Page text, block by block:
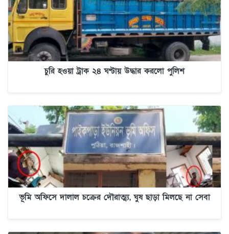
চুরি হওয়া ট্রাক ২৪ ঘণ্টায় উদ্ধার করলো পুলিশ
ভূমি অফিসে দালাল চক্রের দৌরাত্ম্য, ঘুষ ছাড়া মিলছে না সেবা